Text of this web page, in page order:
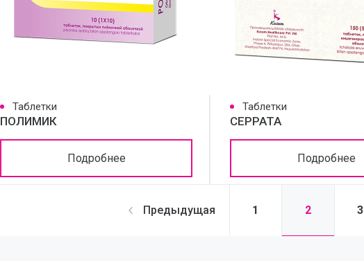
Таблетки
ПОЛИМИК
Подробнее
Таблетки
СЕРРАТА
Подробнее
Предыдущая 1 2 3